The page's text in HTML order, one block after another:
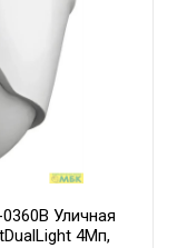
Уличная
4Мп,